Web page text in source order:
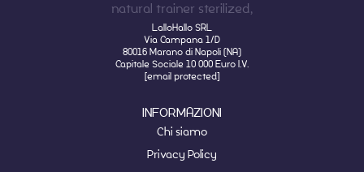
LalloHallo SRL
Via Campana 1/D
80016 Marano di Napoli (NA)
Capitale Sociale 10 000 Euro I.V.
[email protected]
INFORMAZIONI
Chi siamo
Privacy Policy